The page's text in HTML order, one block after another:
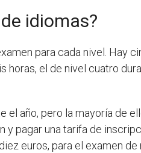
idiomas?
para cada nivel. Hay
horas, el de nivel cuatro
año, pero la mayoría de
pagar una tarifa de
euros, para el examen